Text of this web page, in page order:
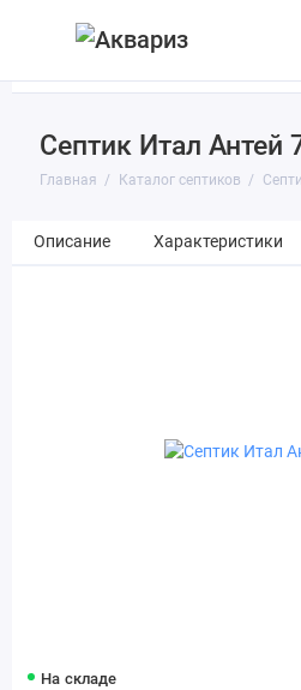
Септик Итал Антей
Главная Каталог септиков
Описание Характеристики
На складе